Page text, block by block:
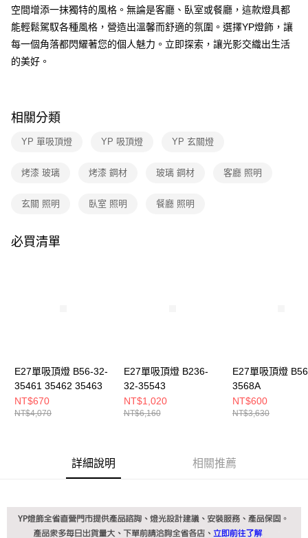
相關說明
【關於「AFTEE先享後付」】
AFTEE先享後付是「在收到商品之後才付款」的支付方式。 讓您購物簡單
便利好安心！
１．簡單：不需註冊會員、不需綁卡、不需儲值。
【「AFTEE先享後付」結帳流程】
１．於結帳方式選擇「AFTEE先享後付」後，將跳轉至「AFTEE先享後付」
結帳頁面，進行簡訊認證並確認金額後，即可完成結帳。
ATM／網路銀行／等多元方式進行付款，方視為交易完成。
購買商品的店家。未經商家同意取消之訂單仍視為有效，需透過AFTEE先享
是否繳費成功／繳費後需取消欲退款等相關疑問，請聯繫「AFTEE先享後付
客戶支援中心」
任。
４．使用「AFTEE先享後付」時，將依據個別帳號之用戶狀況，依本公司即
時審查核予不同之上限額度；若仍有額度不足之情形，本公司將視審查結果
請求用戶進行身份認證。
每筆NT$180，滿NT$5,000(含以上)免運費
空間增添一抹獨特的風格。無論是客廳、臥室或餐廳，這款燈具都
能輕鬆駕馭各種風格，營造出溫馨而舒適的氛圍。選擇YP燈飾，讓
每一個角落都閃耀著您的個人魅力。立即探索，讓光影交織出生活
的美好。
相關分類
YP 單吸頂燈 YP 吸頂燈 YP 玄關燈
烤漆 玻璃 烤漆 鋼材 玻璃 鋼材 客廳 照明
玄關 照明 臥室 照明 餐廳 照明
必買清單
E27單吸頂燈 B56-32-
35461 35462 35463
NT$670
NT$4,070
E27單吸頂燈 B236-
32-35543
NT$1,020
NT$6,160
E27單吸頂燈
3568A
NT$600
NT$3,630
詳細說明 相關推薦